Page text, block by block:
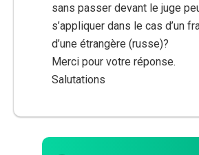
sans passer devant le juge
s’appliquer dans le cas d’un
d’une étrangère (russe)?
Merci pour votre réponse.
Salutations